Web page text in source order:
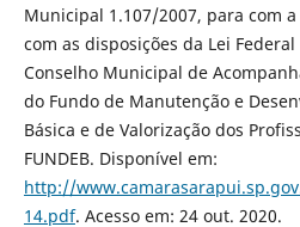
Municipal 1.107/2007, para com
com as disposições da Lei
Conselho Municipal de
do Fundo de Manutenção e
Básica e de Valorização dos
FUNDEB. Disponível em:
http://
14.pdf. Acesso em: 24 out. 2020.